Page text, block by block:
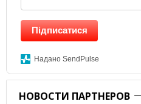
Підписатися
Надано SendPulse
НОВОСТИ ПАРТНЕРОВ